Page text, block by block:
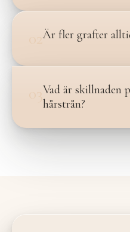
02Är fler grafter
03Vad är skillnaden
hårstrån?